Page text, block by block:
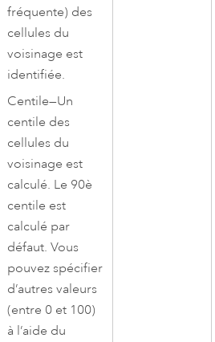
fréquente) des
cellules du
voisinage est
identifiée.
Centile—Un
centile des
cellules du
voisinage est
calculé. Le 90è
centile est
calculé par
défaut. Vous
pouvez spécifier
d’autres valeurs
(entre 0 et 100)
à l’aide du